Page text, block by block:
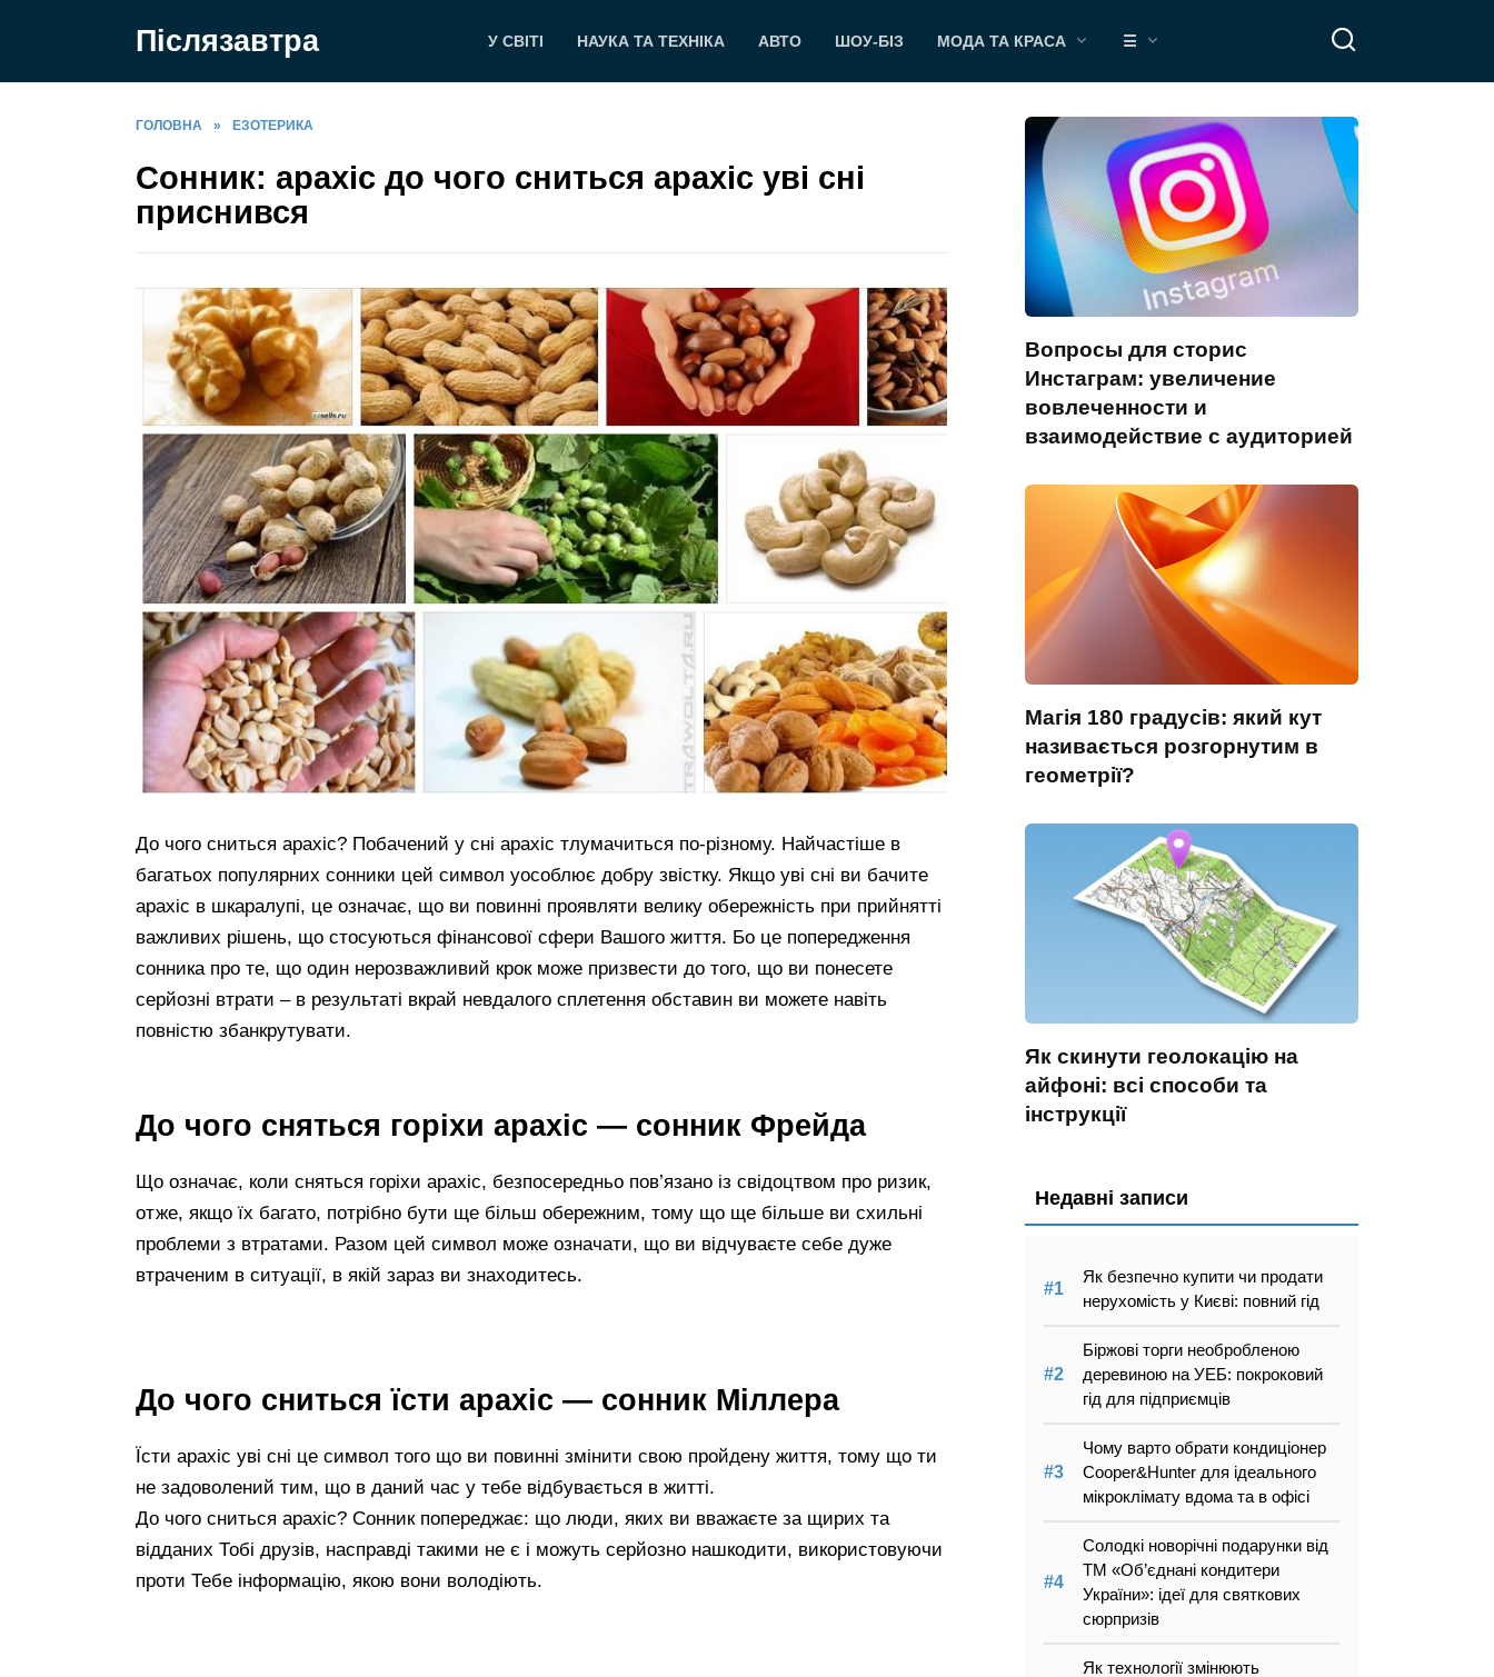
Післязавтра У СВІТІ НАУКА ТА ТЕХНІКА АВТО ШОУ-БІЗ МОДА ТА КРАСА ☰
ГОЛОВНА » ЕЗОТЕРИКА
Сонник: арахіс до чого сниться арахіс уві сні
приснився
До чого сниться арахіс? Побачений у сні арахіс тлумачиться по-різному. Найчастіше в
багатьох популярних сонники цей символ уособлює добру звістку. Якщо уві сні ви бачите
арахіс в шкаралупі, це означає, що ви повинні проявляти велику обережність при прийнятті
важливих рішень, що стосуються фінансової сфери Вашого життя. Бо це попередження
сонника про те, що один нерозважливий крок може призвести до того, що ви понесете
серйозні втрати – в результаті вкрай невдалого сплетення обставин ви можете навіть
повністю збанкрутувати.
До чого сняться горіхи арахіс — сонник Фрейда
Що означає, коли сняться горіхи арахіс, безпосередньо пов’язано із свідоцтвом про ризик,
отже, якщо їх багато, потрібно бути ще більш обережним, тому що ще більше ви схильні
проблеми з втратами. Разом цей символ може означати, що ви відчуваєте себе дуже
втраченим в ситуації, в якій зараз ви знаходитесь.
До чого сниться їсти арахіс — сонник Міллера
Їсти арахіс уві сні це символ того що ви повинні змінити свою пройдену життя, тому що ти
не задоволений тим, що в даний час у тебе відбувається в житті.
До чого сниться арахіс? Сонник попереджає: що люди, яких ви вважаєте за щирих та
відданих Тобі друзів, насправді такими не є і можуть серйозно нашкодити, використовуючи
проти Тебе інформацію, якою вони володіють.
Вопросы для сторис
Инстаграм: увеличение
вовлеченности и
взаимодействие с аудиторией
Магія 180 градусів: який кут
називається розгорнутим в
геометрії?
Як скинути геолокацію на
айфоні: всі способи та
інструкції
Недавні записи
Як безпечно купити чи продати
нерухомість у Києві: повний гід
Біржові торги необробленою
деревиною на УЕБ: покроковий
гід для підприємців
Чому варто обрати кондиціонер
Cooper&Hunter для ідеального
мікроклімату вдома та в офісі
Солодкі новорічні подарунки від
ТМ «Об’єднані кондитери
України»: ідеї для святкових
сюрпризів
Як технології змінюють